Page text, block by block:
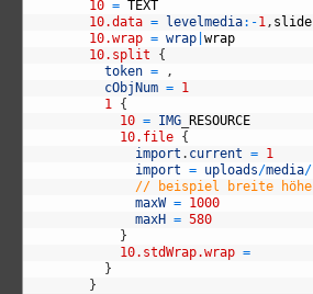
10 = TEXT
10.data = levelmedia: -1 , slide
10.wrap = wrap wrap
10.split
{
token =
,
cObjNum = 1
1
{
10 = IMG RESOURCE
10.file {
import . current = 1
import = uploads/media/
// beispiel breite höhe
maxW = 1000
maxH = 580
}
10.stdWrap.wrap =
}
}